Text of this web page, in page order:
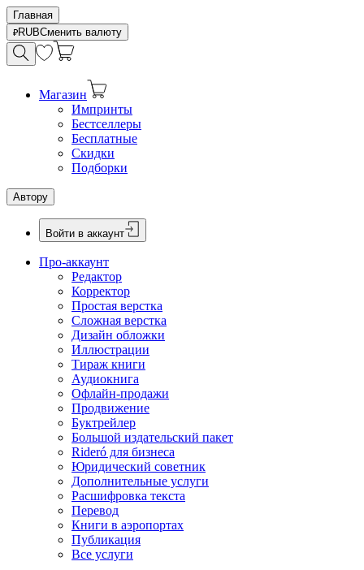
Главная
RUBСменить валюту
Магазин
Импринты
Бестселлеры
Бесплатные
Скидки
Подборки
Автору
Войти в аккаунт
Про-аккаунт
Редактор
Корректор
Простая верстка
Сложная верстка
Дизайн обложки
Иллюстрации
Тираж книги
Аудиокнига
Офлайн-продажи
Продвижение
Буктрейлер
Большой издательский пакет
Rideró для бизнеса
Юридический советник
Дополнительные услуги
Расшифровка текста
Перевод
Книги в аэропортах
Публикация
Все услуги